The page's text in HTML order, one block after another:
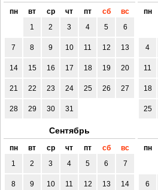
пн вт ср чт пт сб
вс
1
2 3 4 5 6
7 8 9 10 11 12 13
14 15 16 17 18 19 20
21 22 23 24 25 26 27
28 29 30 31
пн
4
11
18
25
Сентябрь
пн вт ср чт пт сб
вс
1
2 3 4 5 6 7
8 9 10 11 12 13 14
пн
6